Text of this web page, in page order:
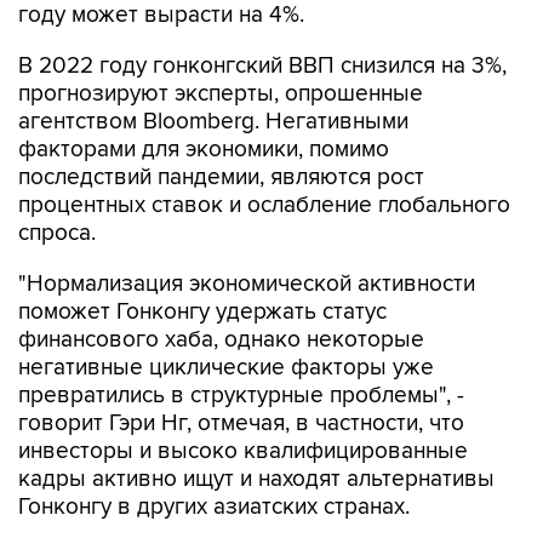
В 2022 году гонконгский ВВП снизился на 3%,
агентством Bloomberg. Негативными
факторами для экономики, помимо
последствий пандемии, являются рост
процентных ставок и ослабление глобального
спроса.
"Нормализация экономической активности
финансового хаба, однако некоторые
негативные циклические факторы уже
превратились в структурные проблемы", -
говорит Гэри Нг, отмечая, в частности, что
инвесторы и высоко квалифицированные
кадры активно ищут и находят альтернативы
Гонконгу в других азиатских странах.
Население Гонконга за 24 месяца до июня